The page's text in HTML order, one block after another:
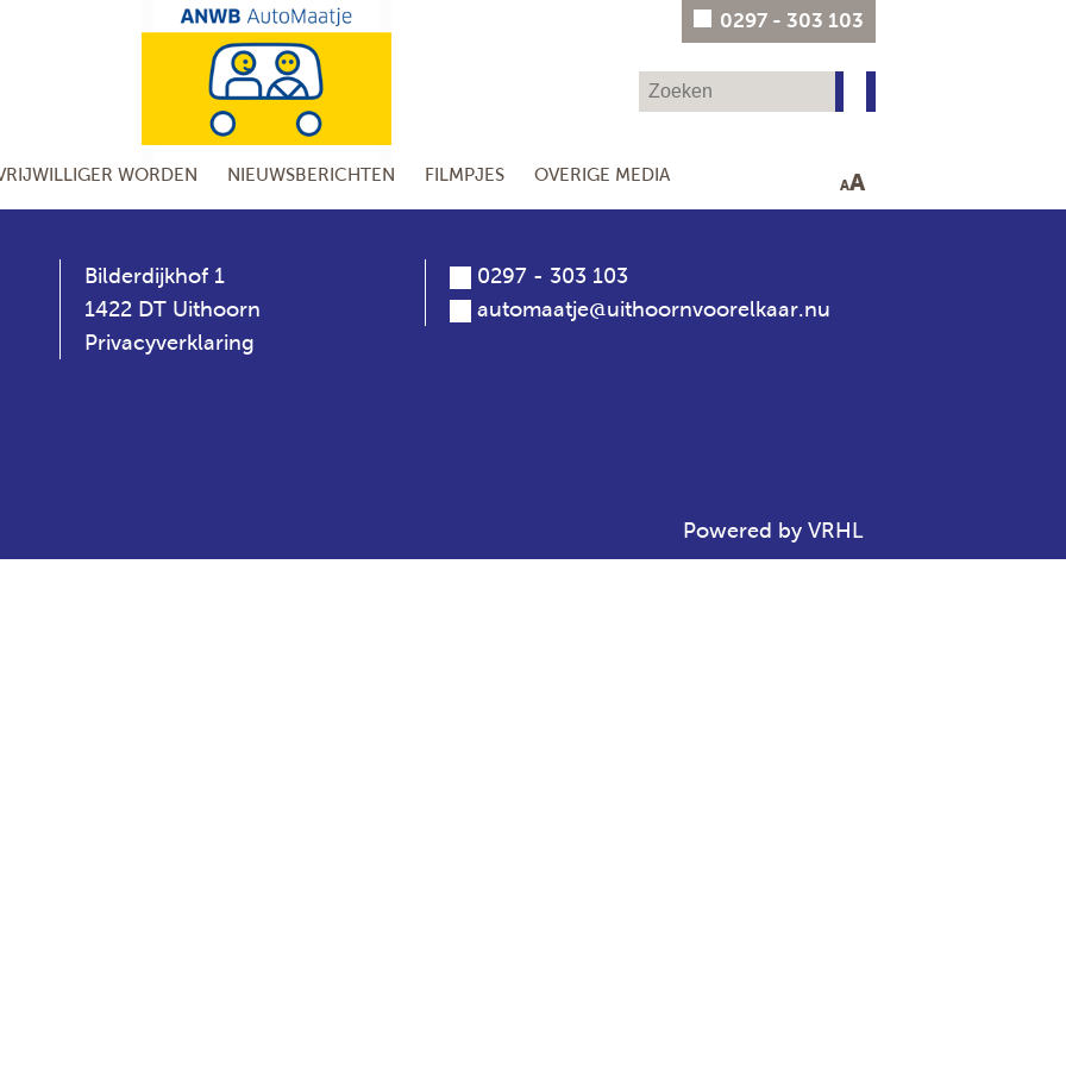
0297 - 303 103
WORDEN NIEUWSBERICHTEN FILMPJES OVERIGE MEDIA
AA
Bilderdijkhof 1
1422 DT Uithoorn
Privacyverklaring
0297 - 303 103
automaatje@uithoornvoorelkaar.nu
Powered by VRHL